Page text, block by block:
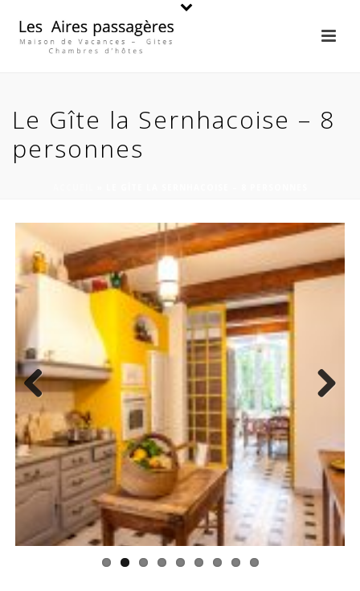
Le Gîte la Sernhacoise – 8
personnes
Previ
ous